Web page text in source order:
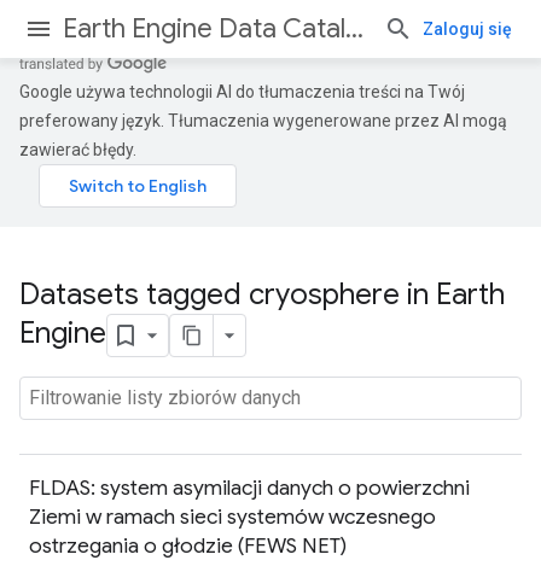
Earth Engine Data Catalog Zaloguj się
Google używa technologii AI do tłumaczenia treści na Twój
preferowany język. Tłumaczenia wygenerowane przez AI mogą
zawierać błędy.
Datasets tagged cryosphere in Earth
Engine
FLDAS: system asymilacji danych o powierzchni
Ziemi w ramach sieci systemów wczesnego
ostrzegania o głodzie (FEWS NET)